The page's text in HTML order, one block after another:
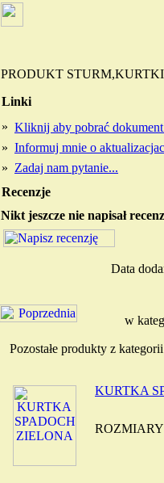
PRODUKT
Linki
» Kliknij aby pobrać
» Informuj mnie o
» Zadaj nam pytanie...
Recenzje
Nikt jeszcze nie napisał
Data
w
Pozostałe produkty z
KURTKA
ROZMIARY